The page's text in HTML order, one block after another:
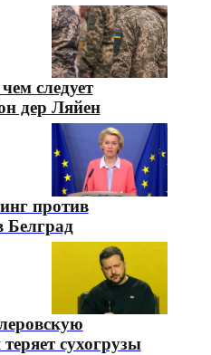
следует
дер Ляйен
против
Белград
сухогрузы